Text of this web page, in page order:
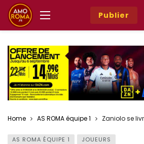
Publier
Home AS ROMA équipe 1 Zaniolo se
AS ROMA ÉQUIPE 1 JOUEURS